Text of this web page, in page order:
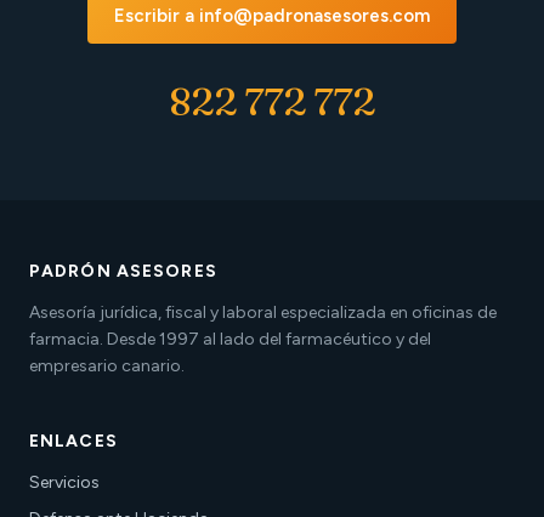
Escribir a info@padronasesores.com
822 772 772
PADRÓN ASESORES
Asesoría jurídica, fiscal y laboral especializada en oficinas de
farmacia. Desde 1997 al lado del farmacéutico y del
empresario canario.
ENLACES
Servicios